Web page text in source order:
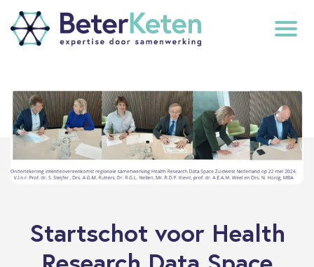
to
top
subscribe
Startschot voor Health